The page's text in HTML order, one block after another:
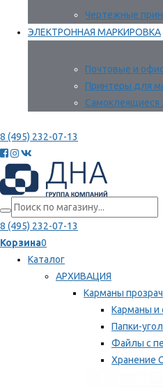
Чертежные
ЭЛЕКТРОННАЯ МАРКИРОВКА
Почтовые и
Принтеры для
Самоклеящиеся
8 (495) 232-07-13
8 (495) 232-07-13
Корзина0
Каталог
АРХИВАЦИЯ
Карманы
Карманы и
Папки-
Файлы с
Хранение